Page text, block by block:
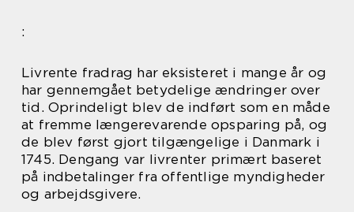
:
Livrente fradrag har eksisteret i mange år og
har gennemgået betydelige ændringer over
tid. Oprindeligt blev de indført som en måde
at fremme længerevarende opsparing på, og
de blev først gjort tilgængelige i Danmark i
1745. Dengang var livrenter primært baseret
på indbetalinger fra offentlige myndigheder
og arbejdsgivere.